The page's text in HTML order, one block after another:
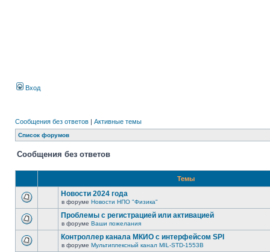
Вход
Сообщения без ответов | Активные темы
Список форумов
Сообщения без ответов
Темы
Новости 2024 года
в форуме Новости НПО "Физика"
Проблемы с регистрацией или активацией
в форуме Ваши пожелания
Контроллер канала МКИО с интерфейсом SPI
в форуме Мультиплексный канал MIL-STD-1553B